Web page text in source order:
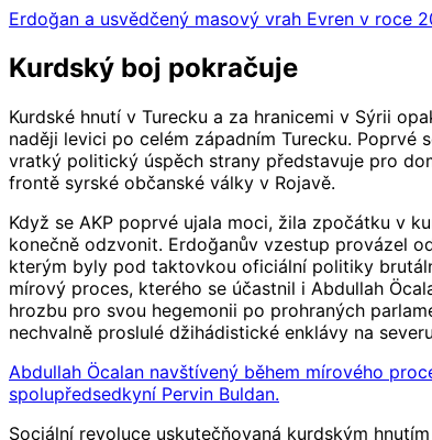
Erdoğan a usvědčený masový vrah Evren v roce
Kurdský boj pokračuje
Kurdské hnutí v Turecku a za hranicemi v Sýrii
naději levici po celém západním Turecku.
vratký politický úspěch strany představuje pro
frontě syrské občanské války v Rojavě.
Když se AKP poprvé ujala moci, žila zpočátku v
konečně odzvonit. Erdoğanův vzestup provázel
kterým byly pod taktovkou oficiální politiky
mírový proces, kterého se účastnil i Abdullah
hrozbu pro svou hegemonii po prohraných
nechvalně proslulé džihádistické enklávy na
Abdullah Öcalan navštívený během mírového
spolupředsedkyní Pervin Buldan.
Sociální revoluce uskutečňovaná kurdským